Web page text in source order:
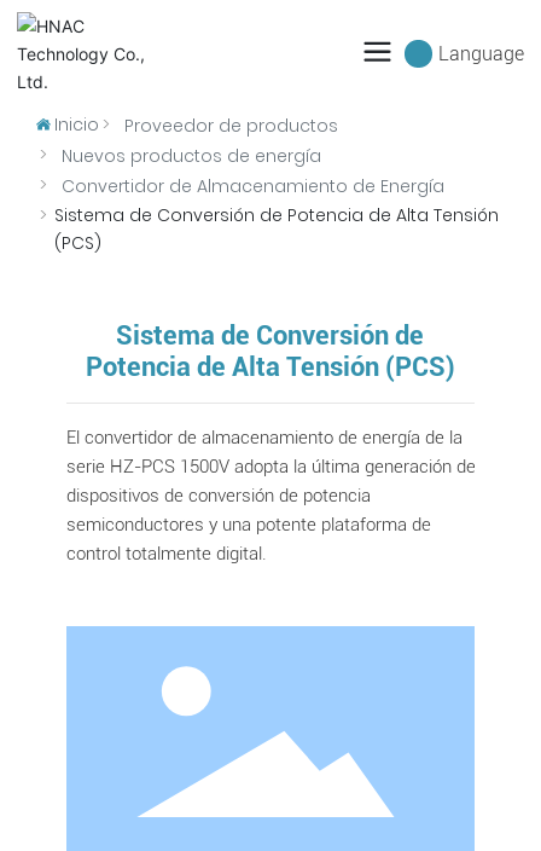
Language
Inicio
Proveedor de productos
Nuevos productos de energía
Convertidor de Almacenamiento de Energía
Sistema de Conversión de Potencia de Alta Tensión
(PCS)
Sistema de Conversión de
Potencia de Alta Tensión (PCS)
El convertidor de almacenamiento de energía de la
serie HZ-PCS 1500V adopta la última generación de
dispositivos de conversión de potencia
semiconductores y una potente plataforma de
control totalmente digital.